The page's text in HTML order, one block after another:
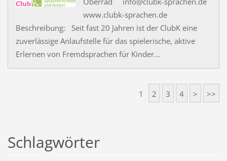
www.clubk-sprachen.de
Beschreibung: Seit fast 20 Jahren ist der ClubK eine
zuverlässige Anlaufstelle für das spielerische, aktive
Erlernen von Fremdsprachen für Kinder...
1 2 3 4 > >>
Schlagwörter